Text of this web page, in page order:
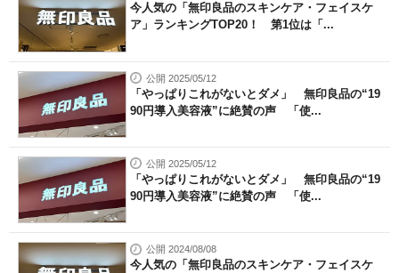
今人気の「無印良品のスキンケア・フェイスケ
ア」ランキングTOP20！ 第1位は「...
公開 2025/05/12
「やっぱりこれがないとダメ」 無印良品の“19
90円導入美容液”に絶賛の声 「使...
公開 2025/05/12
「やっぱりこれがないとダメ」 無印良品の“19
90円導入美容液”に絶賛の声 「使...
公開 2024/08/08
今人気の「無印良品のスキンケア・フェイスケ